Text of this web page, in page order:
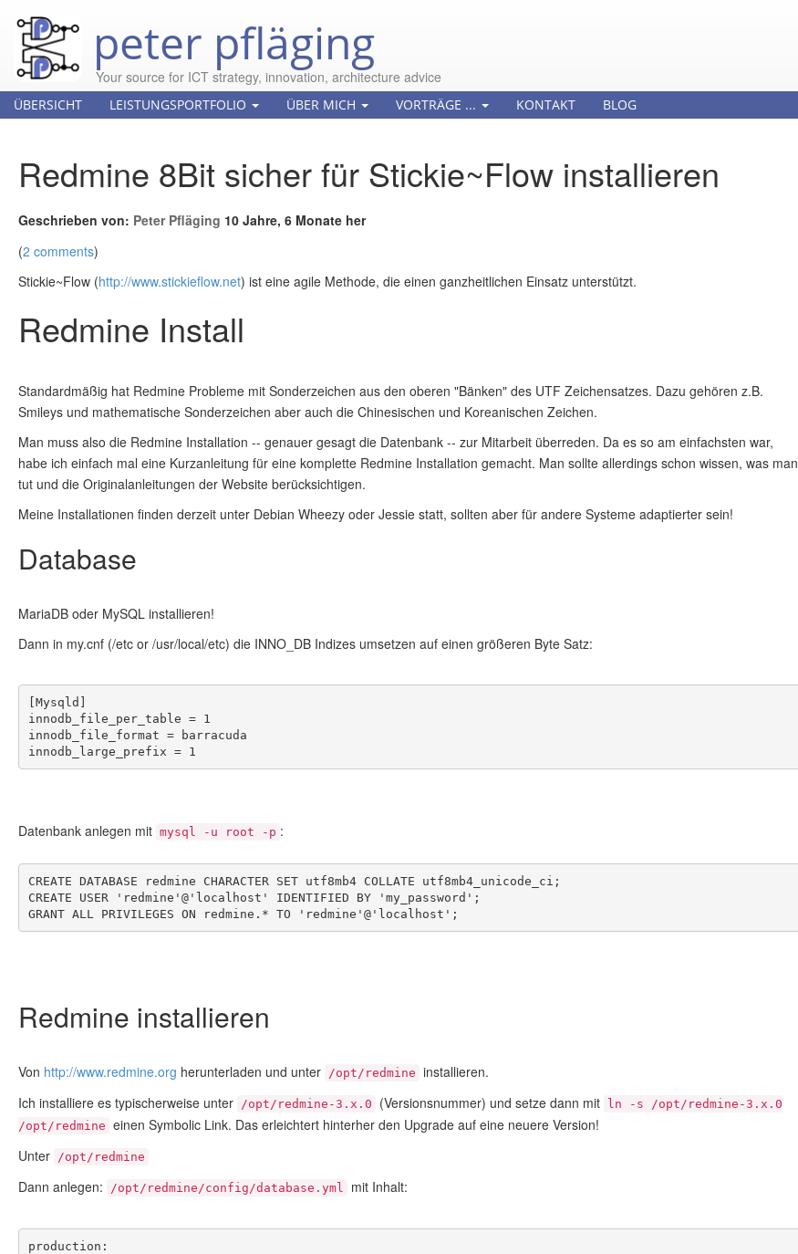
peter pfläging
Your source for ICT strategy, innovation, architecture advice
ÜBERSICHT LEISTUNGSPORTFOLIO ÜBER MICH VORTRÄGE ... KONTAKT BLOG
Redmine 8Bit sicher für Stickie~Flow installieren
Geschrieben von: Peter Pfläging 10 Jahre, 6 Monate her
(2 comments)
Stickie~Flow (http://www.stickieflow.net) ist eine agile Methode, die einen ganzheitlichen Einsatz unterstützt.
Redmine Install
Standardmäßig hat Redmine Probleme mit Sonderzeichen aus den oberen "Bänken" des UTF Zeichensatzes. Dazu gehören z.B.
Smileys und mathematische Sonderzeichen aber auch die Chinesischen und Koreanischen Zeichen.
Man muss also die Redmine Installation -- genauer gesagt die Datenbank -- zur Mitarbeit überreden. Da es so am einfachsten war,
habe ich einfach mal eine Kurzanleitung für eine komplette Redmine Installation gemacht. Man sollte allerdings schon wissen, was man
tut und die Originalanleitungen der Website berücksichtigen.
Meine Installationen finden derzeit unter Debian Wheezy oder Jessie statt, sollten aber für andere Systeme adaptierter sein!
Database
MariaDB oder MySQL installieren!
Dann in my.cnf (/etc or /usr/local/etc) die INNO_DB Indizes umsetzen auf einen größeren Byte Satz:
[Mysqld]
innodb_file_per_table = 1
innodb_file_format = barracuda
innodb_large_prefix = 1
Datenbank anlegen mit mysql -u root -p :
CREATE DATABASE redmine CHARACTER SET utf8mb4 COLLATE utf8mb4_unicode_ci;
CREATE USER 'redmine'@'localhost' IDENTIFIED BY 'my_password';
GRANT ALL PRIVILEGES ON redmine.* TO 'redmine'@'localhost';
Redmine installieren
Von http://www.redmine.org herunterladen und unter /opt/redmine installieren.
Ich installiere es typischerweise unter /opt/redmine-3.x.0 (Versionsnummer) und setze dann mit
ln -s /opt/redmine-3.x.0
/opt/redmine einen Symbolic Link. Das erleichtert hinterher den Upgrade auf eine neuere Version!
Unter /opt/redmine
Dann anlegen: /opt/redmine/config/database.yml mit Inhalt:
production: